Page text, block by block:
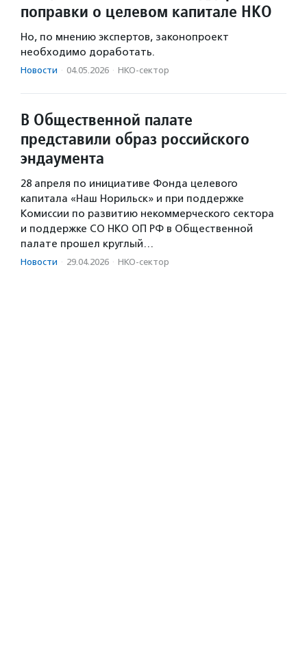
поправки о целевом капитале НКО
Но, по мнению экспертов, законопроект
необходимо доработать.
Новости · 04.05.2026 · НКО-сектор
В Общественной палате
представили образ российского
эндаумента
28 апреля по инициативе Фонда целевого
капитала «Наш Норильск» и при поддержке
Комиссии по развитию некоммерческого сектора
и поддержке СО НКО ОП РФ в Общественной
палате прошел круглый…
Новости · 29.04.2026 · НКО-сектор